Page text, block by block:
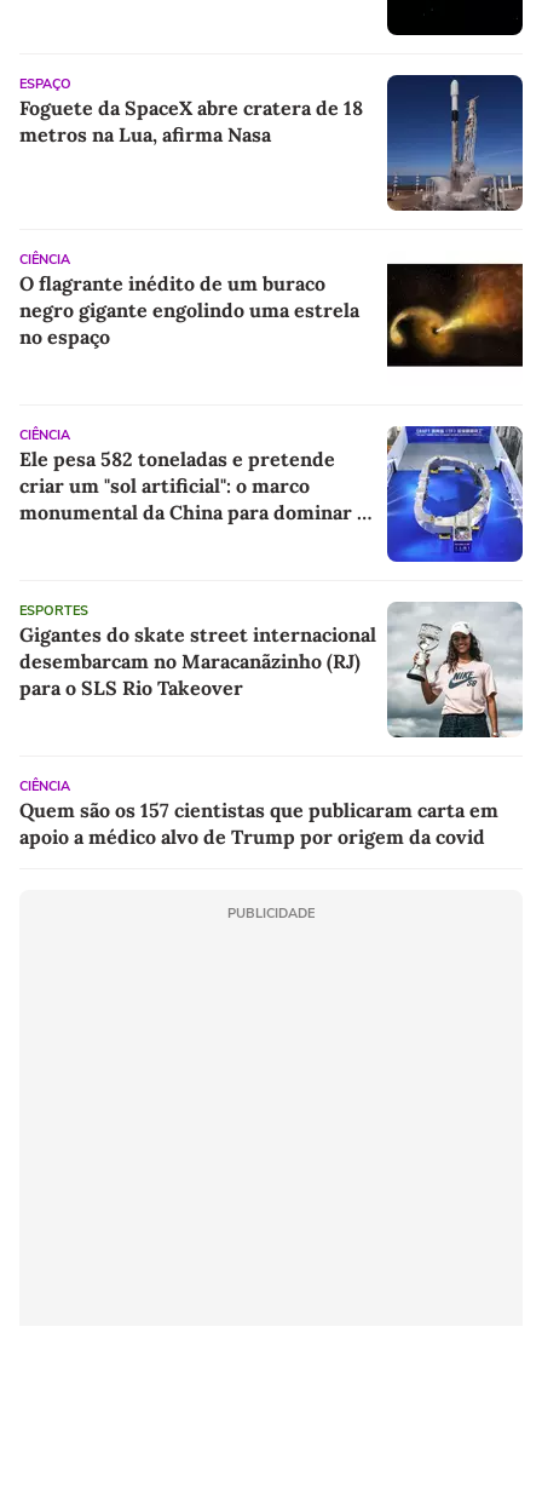
ESPAÇO
Foguete da SpaceX abre cratera de 18
metros na Lua, afirma Nasa
CIÊNCIA
O flagrante inédito de um buraco
negro gigante engolindo uma estrela
no espaço
CIÊNCIA
Ele pesa 582 toneladas e pretende
criar um "sol artificial": o marco
monumental da China para dominar a
ESPORTES
Gigantes do skate street internacional
desembarcam no Maracanãzinho (RJ)
para o SLS Rio Takeover
CIÊNCIA
Quem são os 157 cientistas que publicaram carta em
apoio a médico alvo de Trump por origem da covid
PUBLICIDADE